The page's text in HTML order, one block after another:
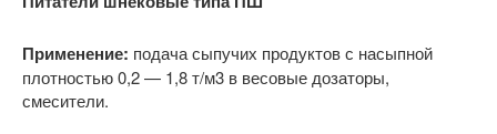
Применение: подача сыпучих продуктов с насыпной
плотностью 0,2 — 1,8 т/м3 в весовые дозаторы,
смесители.